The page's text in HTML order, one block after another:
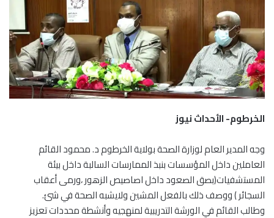
الخرطوم- الأحداث نيوز
وجه المدير العام لوزارة الصحة بولاية الخرطوم د. محمود القائم
العاملين داخل المؤسسات بنبذ الممارسات السالبة داخل بيئة
المستشفيات(بصق الصعود داخل اصاصيص الزهور ،ورمى أعقاب
السجائر ) ووصف ذلك بالفعل المشين ولايشبه الصحة في شئ.
وطالب القائم في الورشة التدريبية لمنهجيه وأنشطة محددات تعزيز